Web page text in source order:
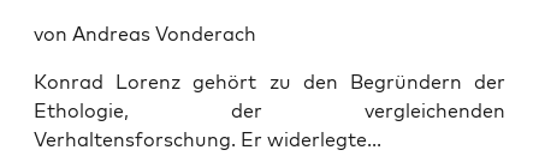
von Andreas Vonderach
Konrad Lorenz gehört zu den Begründern der
Ethologie, der vergleichenden
Verhaltensforschung. Er widerlegte...